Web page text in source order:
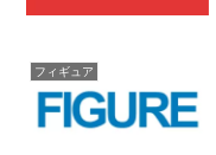
フィギュア